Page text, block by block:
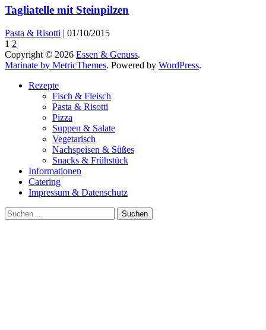
Tagliatelle mit Steinpilzen
Pasta & Risotti | 01/10/2015
1 2
Copyright © 2026 Essen & Genuss.
Marinate by MetricThemes. Powered by WordPress.
Rezepte
Fisch & Fleisch
Pasta & Risotti
Pizza
Suppen & Salate
Vegetarisch
Nachspeisen & Süßes
Snacks & Frühstück
Informationen
Catering
Impressum & Datenschutz
Suche
nach: